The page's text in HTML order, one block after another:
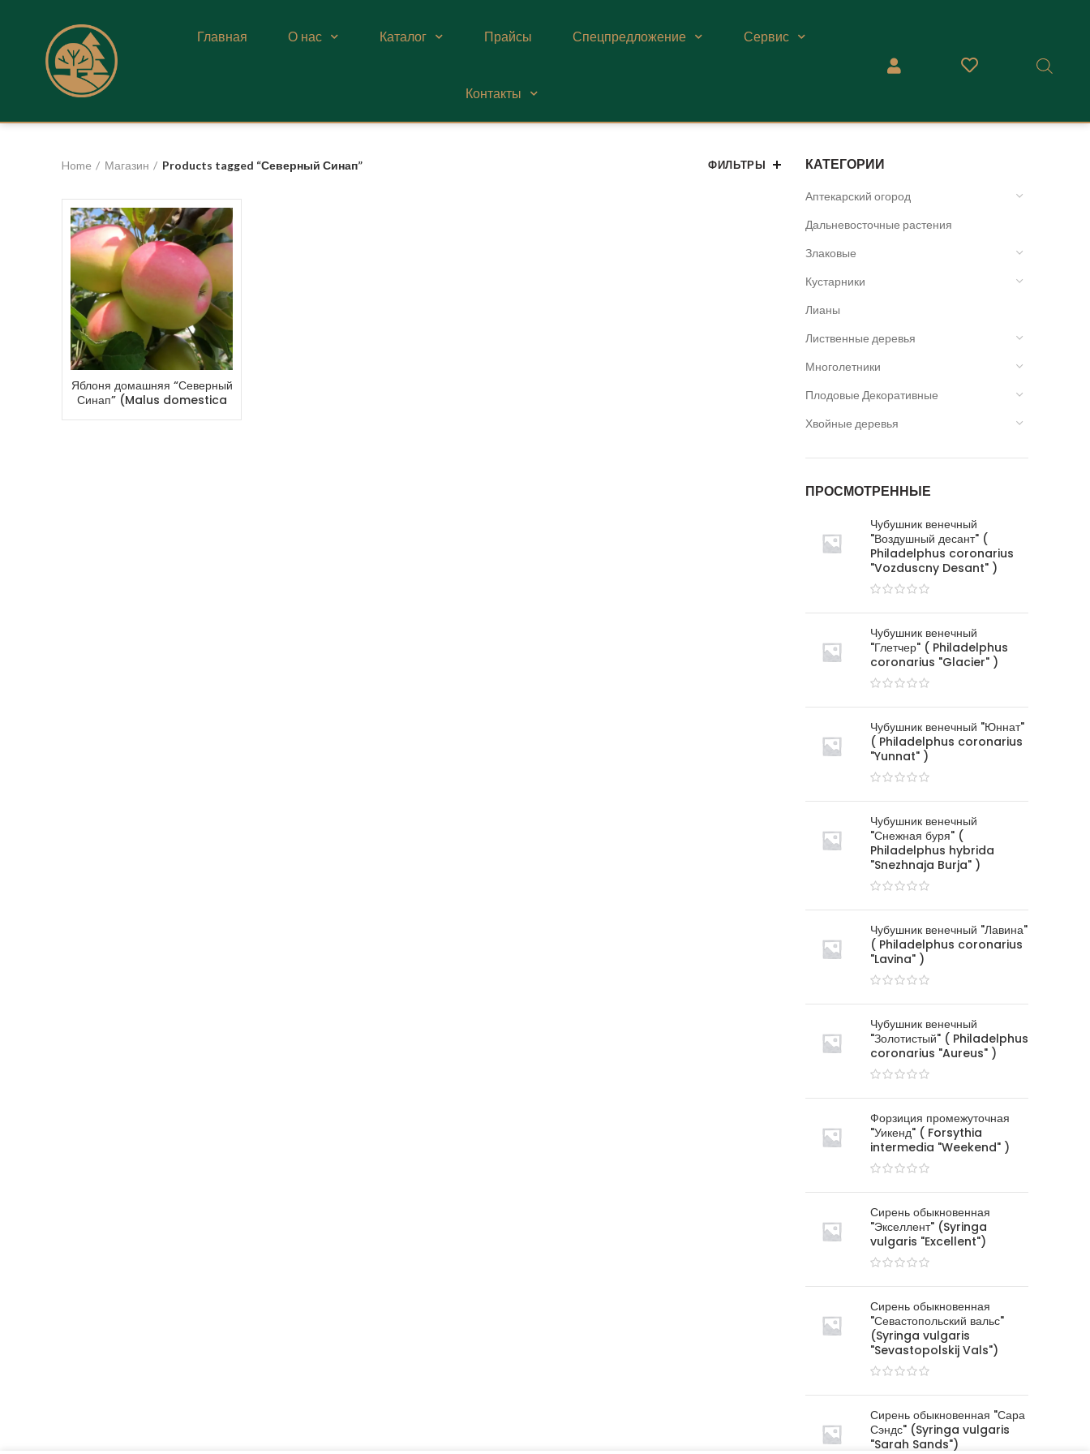
Главная О нас Каталог Прайсы Спецпредложение Сервис
Контакты
КАТЕГОРИИ
Аптекарский огород
Дальневосточные растения
Злаковые
Кустарники
Лианы
Лиственные деревья
Многолетники
Плодовые Декоративные
Хвойные деревья
ПРОСМОТРЕННЫЕ
Чубушник венечный
"Воздушный десант" (
Philadelphus coronarius
"Vozduscny Desant" )
Чубушник венечный
"Глетчер" ( Philadelphus
coronarius "Glacier" )
Чубушник венечный "Юннат"
( Philadelphus coronarius
"Yunnat" )
Чубушник венечный
"Снежная буря" (
Philadelphus hybrida
"Snezhnaja Burja" )
Чубушник венечный "Лавина"
( Philadelphus coronarius
"Lavina" )
Чубушник венечный
"Золотистый" ( Philadelphus
coronarius "Aureus" )
Форзиция промежуточная
"Уикенд" ( Forsythia
intermedia "Weekend" )
Сирень обыкновенная
"Экселлент" (Syringa
vulgaris "Excellent")
Сирень обыкновенная
"Севастопольский вальс"
(Syringa vulgaris
"Sevastopolskij Vals")
Сирень обыкновенная "Сара
Сэндс" (Syringa vulgaris
"Sarah Sands")
Home Магазин Products tagged “Северный Синап” ФИЛЬТРЫ
Яблоня домашняя “Северный
Синап” (Malus domestica